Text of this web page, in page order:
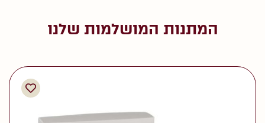
המתנות המושלמות שלנו